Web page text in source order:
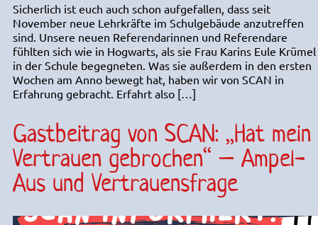
Sicherlich ist euch auch schon aufgefallen, dass seit
November neue Lehrkräfte im Schulgebäude anzutreffen
sind. Unsere neuen Referendarinnen und Referendare
fühlten sich wie in Hogwarts, als sie Frau Karins Eule Krümel
in der Schule begegneten. Was sie außerdem in den ersten
Wochen am Anno bewegt hat, haben wir von SCAN in
Erfahrung gebracht. Erfahrt also […]
Gastbeitrag von SCAN: ,,Hat mein
Vertrauen gebrochen‘‘ – Ampel-
Aus und Vertrauensfrage